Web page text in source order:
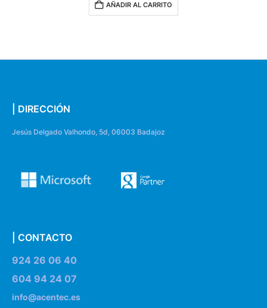
AÑADIR AL CARRITO
| DIRECCIÓN
Jesús Delgado Valhondo, 5d, 06003 Badajoz
| CONTACTO
924 26 06 40
604 94 24 07
info@acentec.es